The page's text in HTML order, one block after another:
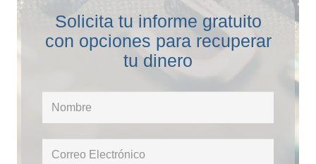
Solicita tu informe gratuito
con opciones para recuperar
tu dinero